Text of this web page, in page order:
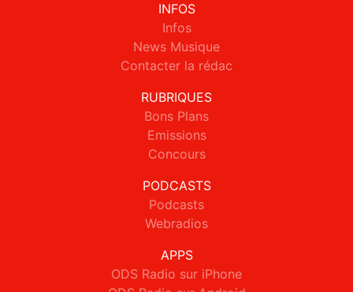
INFOS
Infos
News Musique
Contacter la rédac
RUBRIQUES
Bons Plans
Emissions
Concours
PODCASTS
Podcasts
Webradios
APPS
ODS Radio sur iPhone